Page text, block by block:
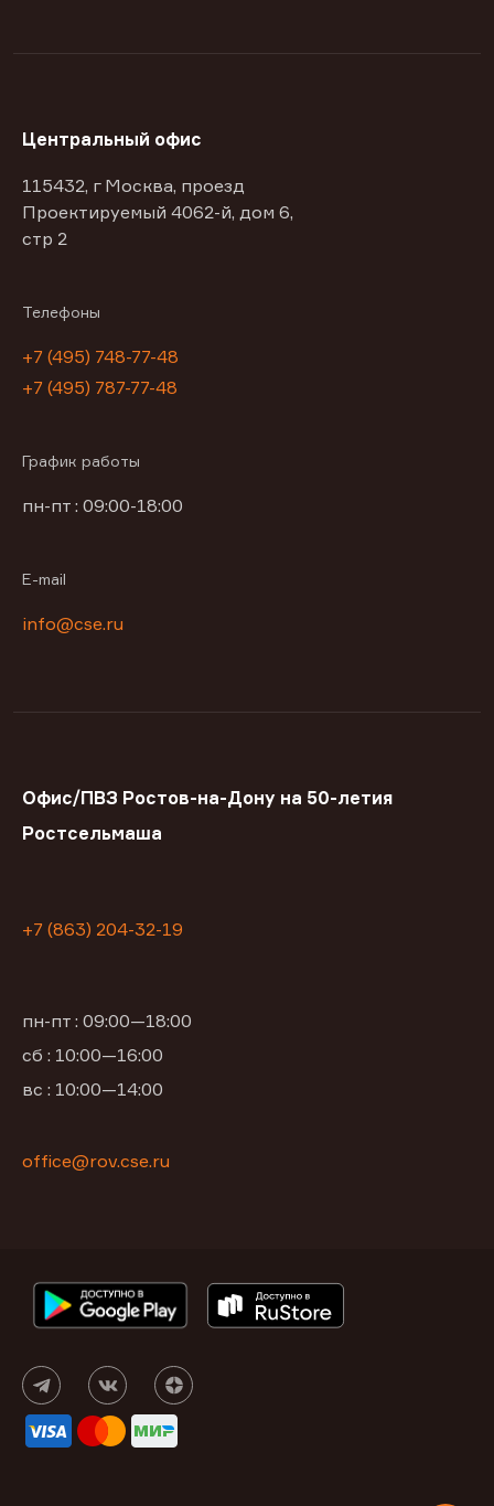
Центральный офис
115432, г Москва, проезд
Проектируемый 4062-й, дом 6,
стр 2
Телефоны
+7 (495) 748-77-48
+7 (495) 787-77-48
График работы
пн-пт : 09:00-18:00
E-mail
info@cse.ru
Офис/ПВЗ Ростов-на-Дону на 50-летия
Ростсельмаша
+7 (863) 204-32-19
пн-пт : 09:00—18:00
сб : 10:00—16:00
вс : 10:00—14:00
office@rov.cse.ru